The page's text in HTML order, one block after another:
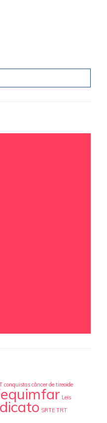
conquistas câncer de tireoide
Leis
SRTE TRT